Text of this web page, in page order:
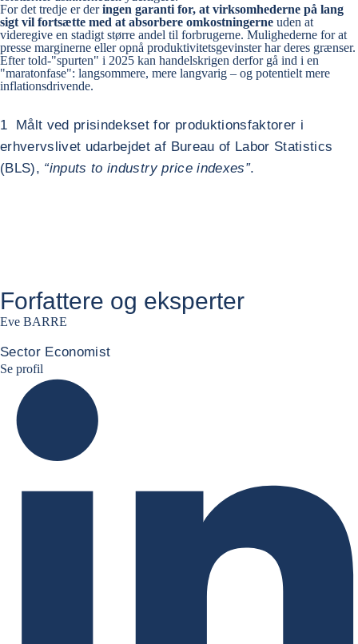
For det tredje er deringen garanti for, at virksomhederne på lang
sigt vil fortsætte med at absorbere omkostningerne uden at
videregive en stadigt større andel til forbrugerne. Mulighederne for at
presse marginerne eller opnå produktivitetsgevinster har deres grænser.
Efter told-"spurten" i 2025 kan handelskrigen derfor gå ind i en
"maratonfase": langsommere, mere langvarig – og potentielt mere
inflationsdrivende.
1 Målt ved prisindekset for produktionsfaktorer i
erhvervslivet udarbejdet af Bureau of Labor Statistics
(BLS), “inputs to industry price indexes”.
Forfattere og eksperter
Eve BARRE
Sector Economist
Se profil